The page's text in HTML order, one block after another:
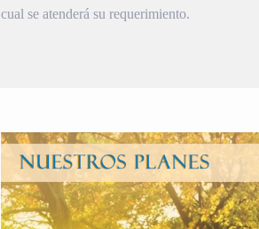
cual se atenderá su requerimiento.